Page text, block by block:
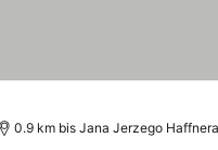
0.9 km bis Jana Jerzego Haffnera